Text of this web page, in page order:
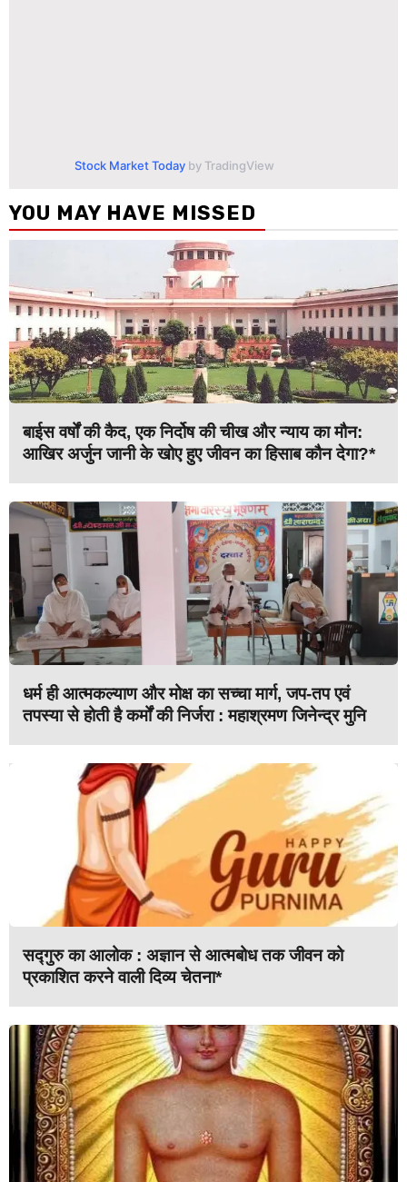
Stock Market Today by TradingView
YOU MAY HAVE MISSED
बाईस वर्षों की कैद, एक निर्दोष की चीख और न्याय का मौन:
आखिर अर्जुन जानी के खोए हुए जीवन का हिसाब कौन देगा?*
धर्म ही आत्मकल्याण और मोक्ष का सच्चा मार्ग, जप-तप एवं
तपस्या से होती है कर्मों की निर्जरा : महाश्रमण जिनेन्द्र मुनि
सद्गुरु का आलोक : अज्ञान से आत्मबोध तक जीवन को
प्रकाशित करने वाली दिव्य चेतना*